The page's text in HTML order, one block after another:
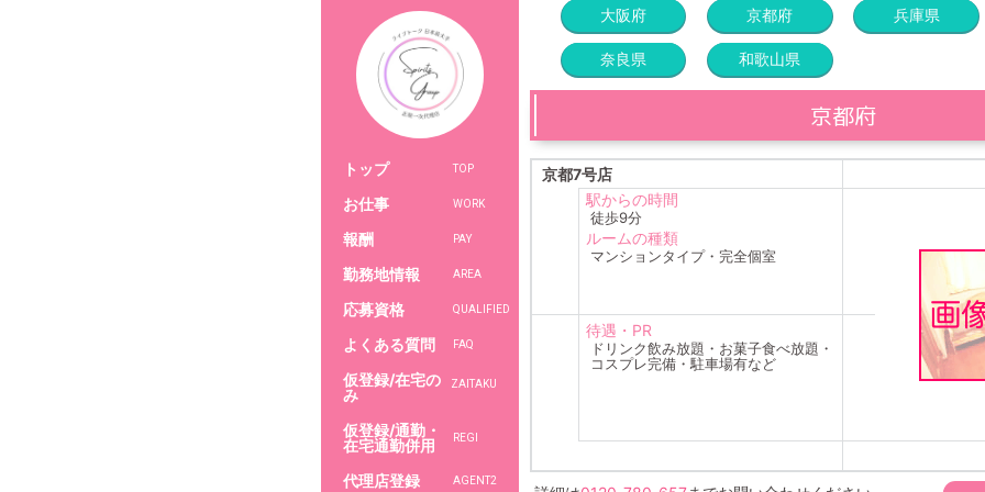
トップ TOP
お仕事 WORK
報酬 PAY
勤務地情報 AREA
応募資格 QUALIFIED
よくある質問 FAQ
仮登録/在宅の
み
仮登録/通勤・
在宅通勤併用
REGI
代理店登録 AGENT2
大阪府 京都府 兵庫県
奈良県 和歌山県
京都府
京都7号店
駅からの時間
徒歩9分
ルームの種類
マンションタイプ・完全個室
待遇・PR
ドリンク飲み放題・お菓子食べ放題・
コスプレ完備・駐車場有など